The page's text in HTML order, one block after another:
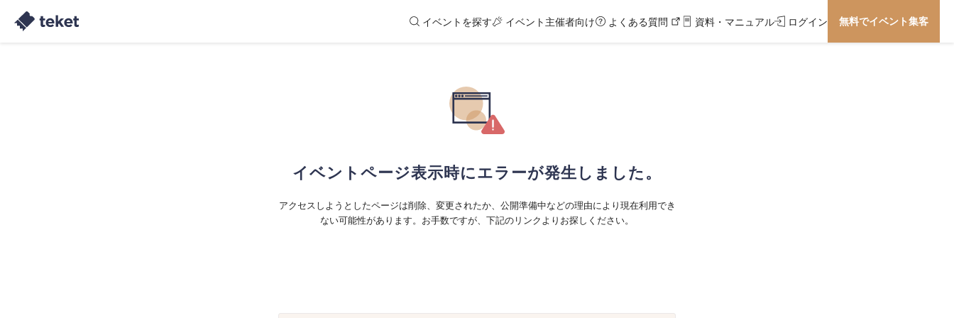
イベントを探す イベント主催者向け よくある質問 資料・マニュアル ログイン 無料でイベント集客
イベントページ表示時にエラーが発生しました。
アクセスしようとしたページは削除、変更されたか、公開準備中などの理由により現在利用でき
ない可能性があります。お手数ですが、下記のリンクよりお探しください。